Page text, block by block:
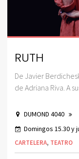
RUTH
De Javier
de Adriana Riva. A
DUMOND 4040
Domingos 15.30 y
CARTELERA, TEATRO